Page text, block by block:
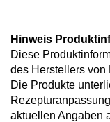
Hinweis
Diese
des Herstellers von
Die Produkte
aktuellen Angaben